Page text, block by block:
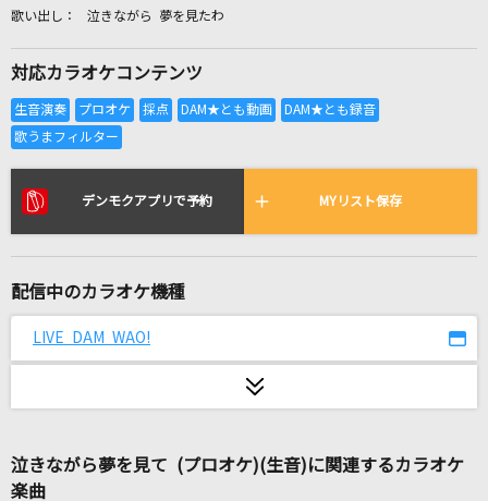
全国りれき
リアルタイムで歌われている曲の一覧
ハレ晴レユカイ
邑子)
[生音]翳(かげ)りゆく部屋
松任谷由実(荒井由実)
SAKE OF LOVE
泣きながら 夢を見たわ
対応カラオケコンテンツ
デンモクアプリで予約 MYリスト保存
配信中のカラオケ機種
LIVE DAM WAO!
泣きながら夢を見て (プロオケ)(生音)に関連するカラオケ
楽曲